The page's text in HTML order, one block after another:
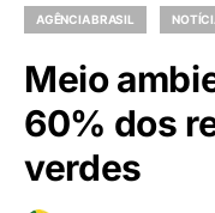
AGÊNCIA BRASIL
Meio
60% dos
verdes